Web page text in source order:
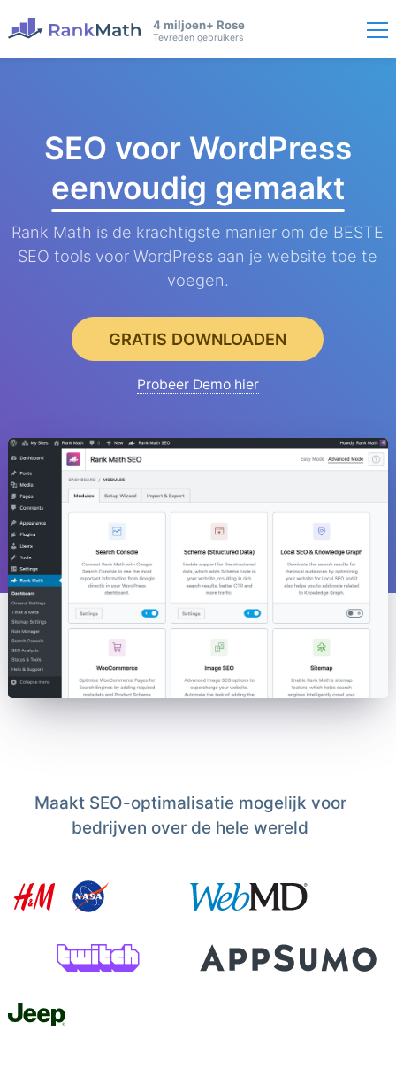
4 miljoen+ Rose
Tevreden gebruikers
SEO voor WordPress
eenvoudig gemaakt
Rank Math is de krachtigste manier om de BESTE
SEO tools voor WordPress aan je website toe te
voegen.
GRATIS DOWNLOADEN
Probeer Demo hier
Maakt SEO-optimalisatie mogelijk voor
bedrijven over de hele wereld